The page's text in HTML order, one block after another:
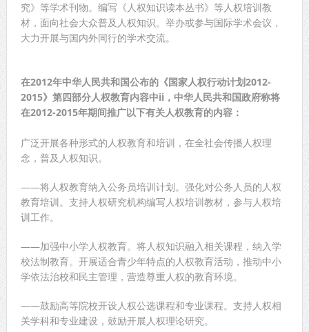
究》等学术刊物。编写《人权知识读本丛书》等人权培训教
材，面向社会大众普及人权知识。举办或参与国际学术会议，
大力开展与国内外同行的学术交流。
在2012年中华人民共和国公布的《国家人权行动计划2012-
2015》第四部分人权教育内容中ii，中华人民共和国政府称将
在2012-2015年期间推广以下有关人权教育的内容：
广泛开展各种形式的人权教育和培训，在全社会传播人权理
念，普及人权知识。
——将人权教育纳入公务员培训计划。强化对公务人员的人权
教育培训。支持人权研究机构编写人权培训教材，参与人权培
训工作。
——加强中小学人权教育。将人权知识融入相关课程，纳入学
校法制教育。开展适合青少年特点的人权教育活动，推动中小
学依法治校和民主管理，营造尊重人权的教育环境。
——鼓励高等院校开设人权公选课程和专业课程。支持人权相
关学科和专业建设，鼓励开展人权理论研究。